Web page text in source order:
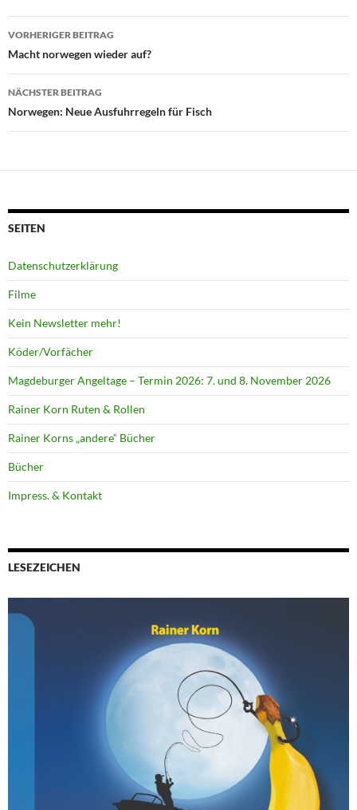
Beitragsnavigation
VORHERIGER BEITRAG
Macht norwegen wieder auf?
NÄCHSTER BEITRAG
Norwegen: Neue Ausfuhrregeln für Fisch
SEITEN
Datenschutzerklärung
Filme
Kein Newsletter mehr!
Köder/Vorfächer
Magdeburger Angeltage – Termin 2026: 7. und 8. November 2026
Rainer Korn Ruten & Rollen
Rainer Korns „andere“ Bücher
Bücher
Impress. & Kontakt
LESEZEICHEN